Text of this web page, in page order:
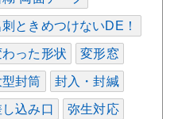
ときめつけないDE！
わった形状 変形窓
型封筒 封入・封緘
し込み口 弥生対応